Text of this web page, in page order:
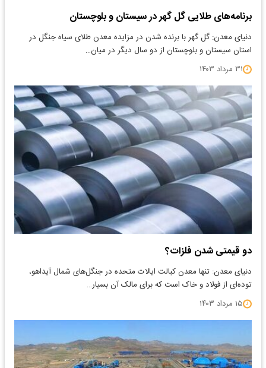
برنامه‌های طلایی گل گهر در سیستان و بلوچستان
دنیای معدن: گل گهر با برنده شدن در مزایده معدن طلای سیاه جنگل در
استان سیستان و بلوچستان از دو سال دیگر در میان…
۳۱ مرداد ۱۴۰۳
​دو قیمتی شدن فلزات؟
دنیای معدن: تنها معدن کبالت ایالات متحده در جنگل‌‌‌های شمال آیداهو،
توده‌‌‌ای از فولاد و خاک است که برای مالک آن بسیار…
۱۵ مرداد ۱۴۰۳